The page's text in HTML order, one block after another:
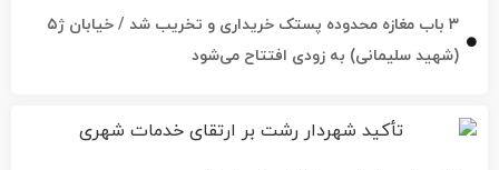
۳ باب مغازه محدوده پستک خریداری و تخریب شد / خیابان ژ۵
(شهید سلیمانی) به زودی افتتاح می‌شود